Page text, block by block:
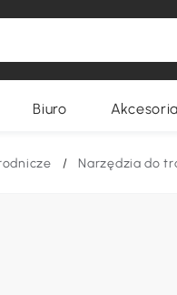
Biuro
/ Narzędzia do